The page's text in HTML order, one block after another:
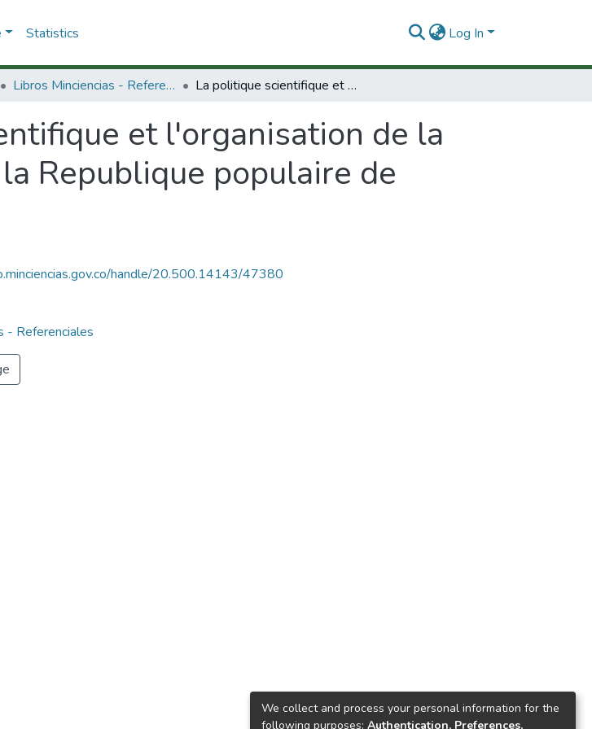
Statistics Log In
Libros Minciencias - Referenciales La politique scientifique et l'organisation de la recherche scientifique dans la Republique populaire de Bulgarie.
et l'organisation de la
Republique populaire de
handle/20.500.14143/47380
- Referenciales
We collect and process your personal information for the
following purposes: Authentication, Preferences,